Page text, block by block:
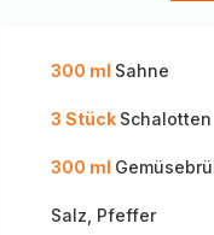
300 ml Sahne
3 Stück Schalotten
300 ml
Salz, Pfeffer